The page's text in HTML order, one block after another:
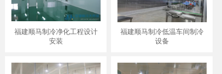
福建顺马制冷净化工程设计
安装
福建顺马制冷低温车间制冷
设备